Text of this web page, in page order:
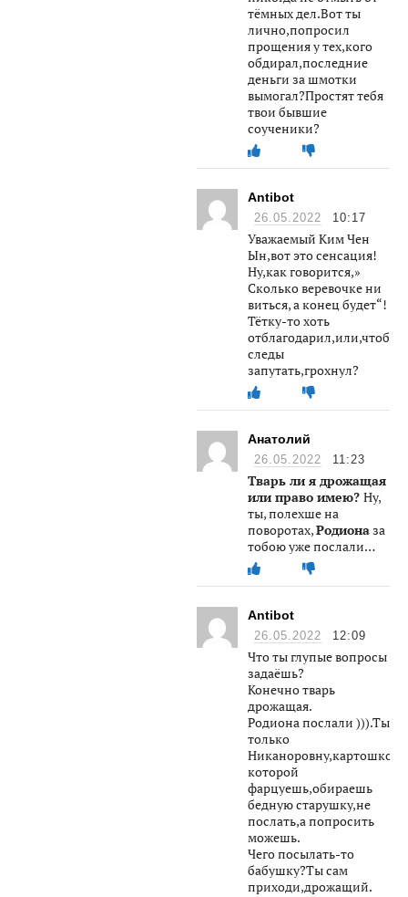
тёмных дел.Вот ты
лично,попросил
прощения у тех,кого
обдирал,последние
деньги за шмотки
вымогал?Простят тебя
твои бывшие
соученики?
Antibot
26.05.2022 10:17
Уважаемый Ким Чен
Ын,вот это сенсация!
Ну,как говорится,»
Сколько веревочке ни
виться, а конец будет“!
Тётку-то хоть
отблагодарил,или,чтобы
следы
запутать,грохнул?
Анатолий
26.05.2022 11:23
Тварь ли я дрожащая
или право имею? Ну,
ты, полехше на
поворотах,Родионаза
тобою уже послали…
Antibot
26.05.2022 12:09
Что ты глупые вопросы
задаёшь?
Конечно тварь
дрожащая.
Родиона послали ))).Ты
только
Никаноровну,картошкой
которой
фарцуешь,обираешь
бедную старушку,не
послать,а попросить
можешь.
Чего посылать-то
бабушку?Ты сам
приходи,дрожащий.